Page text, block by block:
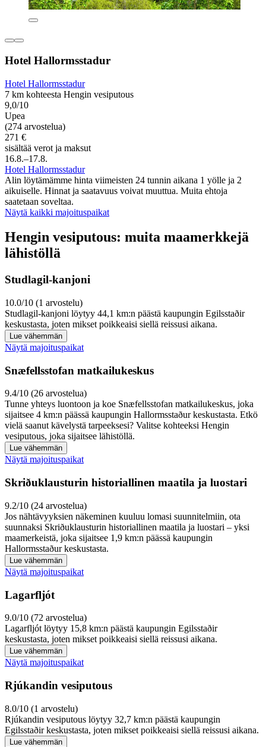
Hotel Hallormsstadur
Hotel Hallormsstadur
7 km kohteesta Hengin vesiputous
9,0/10
Upea
(274 arvostelua)
271 €
sisältää verot ja maksut
16.8.–17.8.
Hotel Hallormsstadur
Alin löytämämme hinta viimeisten 24 tunnin aikana 1 yölle ja 2
aikuiselle. Hinnat ja saatavuus voivat muuttua. Muita ehtoja
saatetaan soveltaa.
Näytä kaikki majoituspaikat
Hengin vesiputous: muita maamerkkejä
lähistöllä
Studlagil-kanjoni
10.0/10 (1 arvostelu)
Studlagil-kanjoni löytyy 44,1 km:n päästä kaupungin Egilsstaðir
keskustasta, joten mikset poikkeaisi siellä reissusi aikana.
Lue vähemmän
Näytä majoituspaikat
Snæfellsstofan matkailukeskus
9.4/10 (26 arvostelua)
Tunne yhteys luontoon ja koe Snæfellsstofan matkailukeskus, joka
sijaitsee 4 km:n päässä kaupungin Hallormsstaður keskustasta. Etkö
vielä saanut kävelystä tarpeeksesi? Valitse kohteeksi Hengin
vesiputous, joka sijaitsee lähistöllä.
Lue vähemmän
Näytä majoituspaikat
Skriðuklausturin historiallinen maatila ja luostari
9.2/10 (24 arvostelua)
Jos nähtävyyksien näkeminen kuuluu lomasi suunnitelmiin, ota
suunnaksi Skriðuklausturin historiallinen maatila ja luostari – yksi
maamerkeistä, joka sijaitsee 1,9 km:n päässä kaupungin
Hallormsstaður keskustasta.
Lue vähemmän
Näytä majoituspaikat
Lagarfljót
9.0/10 (72 arvostelua)
Lagarfljót löytyy 15,8 km:n päästä kaupungin Egilsstaðir
keskustasta, joten mikset poikkeaisi siellä reissusi aikana.
Lue vähemmän
Näytä majoituspaikat
Rjúkandin vesiputous
8.0/10 (1 arvostelu)
Rjúkandin vesiputous löytyy 32,7 km:n päästä kaupungin
Egilsstaðir keskustasta, joten mikset poikkeaisi siellä reissusi aikana.
Lue vähemmän